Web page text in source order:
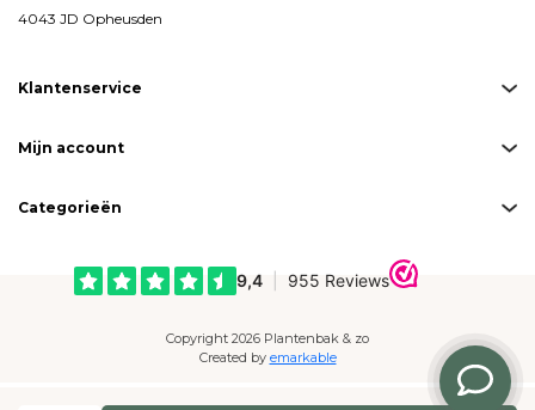
4043 JD Opheusden
Klantenservice
Mijn account
Categorieën
Copyright 2026 Plantenbak & zo
Created by emarkable